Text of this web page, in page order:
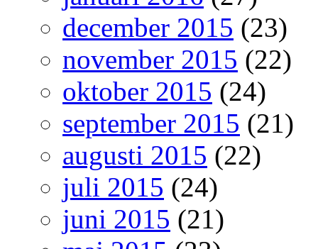
december 2015 (23)
november 2015 (22)
oktober 2015 (24)
september 2015 (21)
augusti 2015 (22)
juli 2015 (24)
juni 2015 (21)